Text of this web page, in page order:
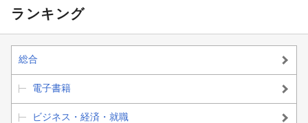
ランキング
総合
電子書籍
ビジネス・経済・就職